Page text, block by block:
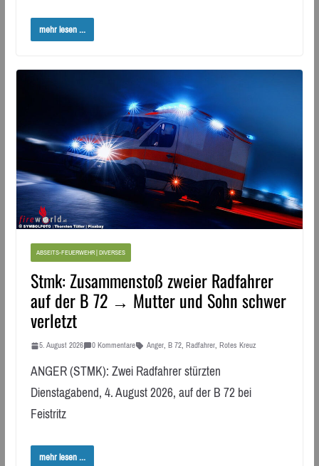
mehr lesen ...
ABSEITS-FEUERWEHR | DIVERSES
Stmk: Zusammenstoß zweier Radfahrer
auf der B 72 → Mutter und Sohn schwer
verletzt
5. August 2026 0 Kommentare Anger, B 72, Radfahrer, Rotes Kreuz
ANGER (STMK): Zwei Radfahrer stürzten
Dienstagabend, 4. August 2026, auf der B 72 bei
Feistritz
mehr lesen ...